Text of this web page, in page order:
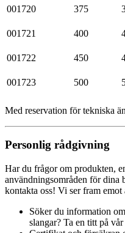
001720
375
001721
400
001722
450
001723
500
Med reservation för tekniska
Personlig rådgivning
Har du frågor om produkten,
användningsområden för dina
kontakta oss! Vi ser fram emot
Söker du information
slangar? Ta en titt på vår